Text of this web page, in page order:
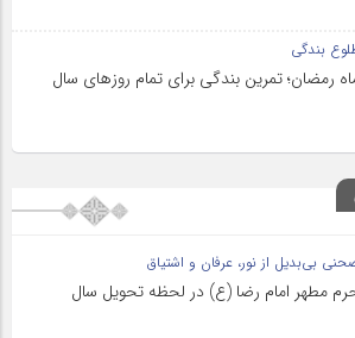
بندگی
رمضان؛ تمرین بندگی برای تمام روزهای سال
بی‌بدیل از نور، عرفان و اشتیاق
مطهر امام رضا (ع) در لحظه تحویل سال